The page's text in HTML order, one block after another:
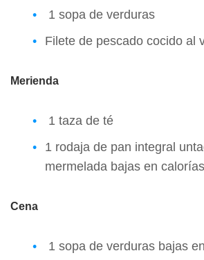
1 sopa de verduras
Filete de pescado cocido al
Merienda
1 taza de té
1 rodaja de pan integral
mermelada bajas en calorías
Cena
1 sopa de verduras bajas